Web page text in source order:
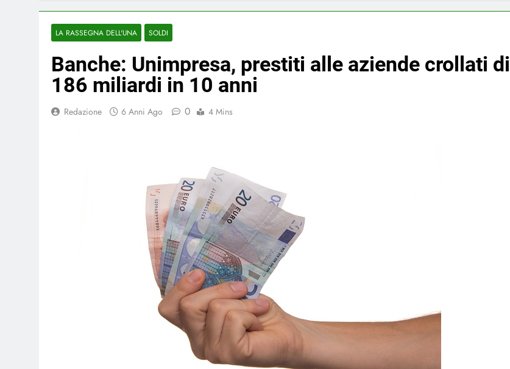
LA RASSEGNA DELL'UNA SOLDI
Banche: Unimpresa, prestiti alle aziende crollati di
186 miliardi in 10 anni
Redazione 6 Anni Ago 0 4 Mins